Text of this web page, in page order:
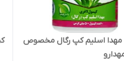
اسلیم کپ رگال مخصوص